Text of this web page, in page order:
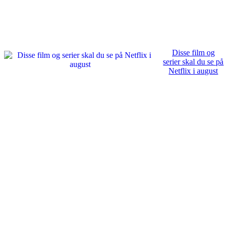
Disse film og
serier skal du se på
Netflix i august